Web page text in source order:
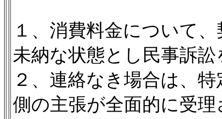
１、消費料金について
未納な状態とし民事訴
２、連絡なき場合は、
側の主張が全面的に受